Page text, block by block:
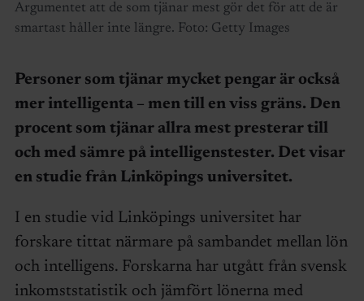
Argumentet att de som tjänar mest gör det för att de är
smartast håller inte längre. Foto: Getty Images
Personer som tjänar mycket pengar är också
mer intelligenta – men till en viss gräns. Den
procent som tjänar allra mest presterar till
och med sämre på intelligenstester. Det visar
en studie från Linköpings universitet.
I en studie vid Linköpings universitet har
forskare tittat närmare på sambandet mellan lön
och intelligens. Forskarna har utgått från svensk
inkomststatistik och jämfört lönerna med